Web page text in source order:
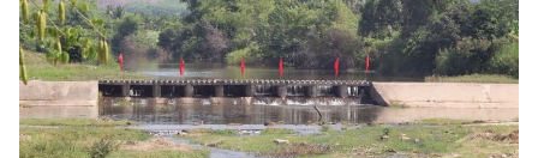
ENGLISH
中文
FRANÇAIS